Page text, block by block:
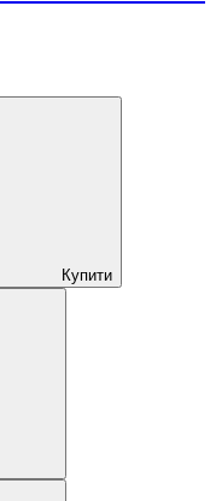
Купити